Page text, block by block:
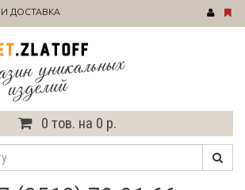
ДОСТАВКА
0 тов. на 0 р.